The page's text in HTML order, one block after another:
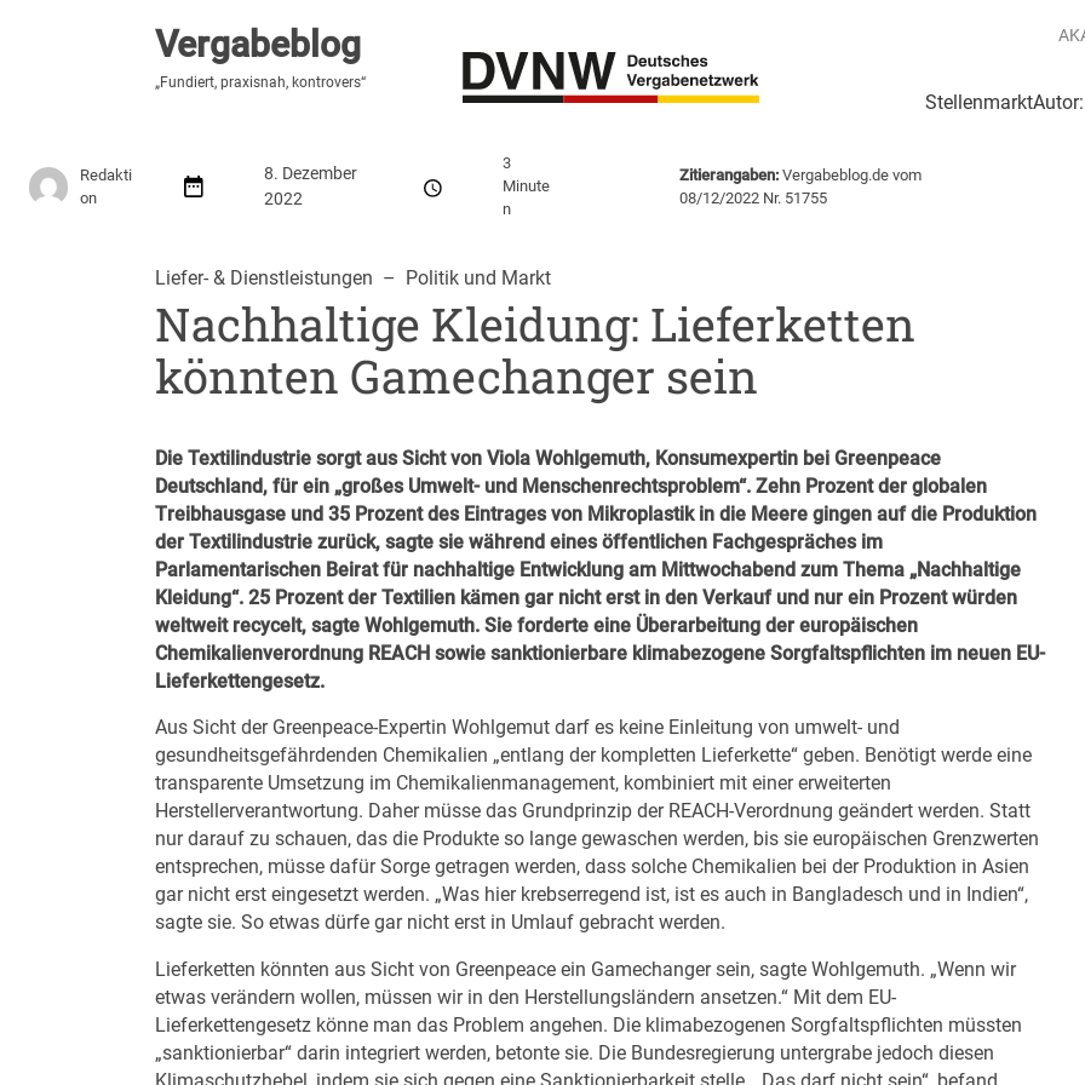
Vergabeblog
„Fundiert, praxisnah, kontrovers“
Stellenmarkt
Vergabeblog
„Fundiert, praxisnah, kontrovers“
Redakti
on
8. Dezember
2022
3
Minute
n
Zitierangaben: Vergabeblog.de vom
08/12/2022 Nr. 51755
Liefer- & Dienstleistungen
  –
Politik und Markt
Nachhaltige Kleidung: Lieferketten
könnten Gamechanger sein
Die Textilindustrie sorgt aus Sicht von Viola Wohlgemuth, Konsumexpertin bei Greenpeace
Deutschland, für ein „großes Umwelt- und Menschenrechtsproblem“. Zehn Prozent der globalen
Treibhausgase und 35 Prozent des Eintrages von Mikroplastik in die Meere gingen auf die Produktion
der Textilindustrie zurück, sagte sie während eines öffentlichen Fachgespräches im
Parlamentarischen Beirat für nachhaltige Entwicklung am Mittwochabend zum Thema „Nachhaltige
Kleidung“. 25 Prozent der Textilien kämen gar nicht erst in den Verkauf und nur ein Prozent würden
weltweit recycelt, sagte Wohlgemuth. Sie forderte eine Überarbeitung der europäischen
Chemikalienverordnung REACH sowie sanktionierbare klimabezogene Sorgfaltspflichten im neuen EU-
Lieferkettengesetz.
Aus Sicht der Greenpeace-Expertin Wohlgemut darf es keine Einleitung von umwelt- und
gesundheitsgefährdenden Chemikalien „entlang der kompletten Lieferkette“ geben. Benötigt werde eine
transparente Umsetzung im Chemikalienmanagement, kombiniert mit einer erweiterten
Herstellerverantwortung. Daher müsse das Grundprinzip der REACH-Verordnung geändert werden. Statt
nur darauf zu schauen, das die Produkte so lange gewaschen werden, bis sie europäischen Grenzwerten
entsprechen, müsse dafür Sorge getragen werden, dass solche Chemikalien bei der Produktion in Asien
gar nicht erst eingesetzt werden. „Was hier krebserregend ist, ist es auch in Bangladesch und in Indien“,
sagte sie. So etwas dürfe gar nicht erst in Umlauf gebracht werden.
Lieferketten könnten aus Sicht von Greenpeace ein Gamechanger sein, sagte Wohlgemuth. „Wenn wir
etwas verändern wollen, müssen wir in den Herstellungsländern ansetzen.“ Mit dem EU-
Lieferkettengesetz könne man das Problem angehen. Die klimabezogenen Sorgfaltspflichten müssten
„sanktionierbar“ darin integriert werden, betonte sie. Die Bundesregierung untergrabe jedoch diesen